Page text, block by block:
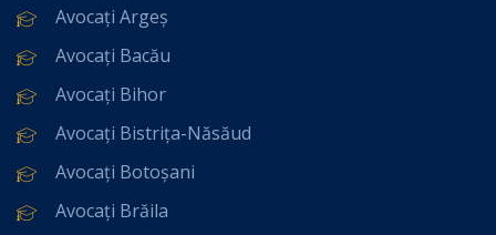
Avocați Argeș
Avocați Bacău
Avocați Bihor
Avocați Bistrița-Năsăud
Avocați Botoșani
Avocați Brăila